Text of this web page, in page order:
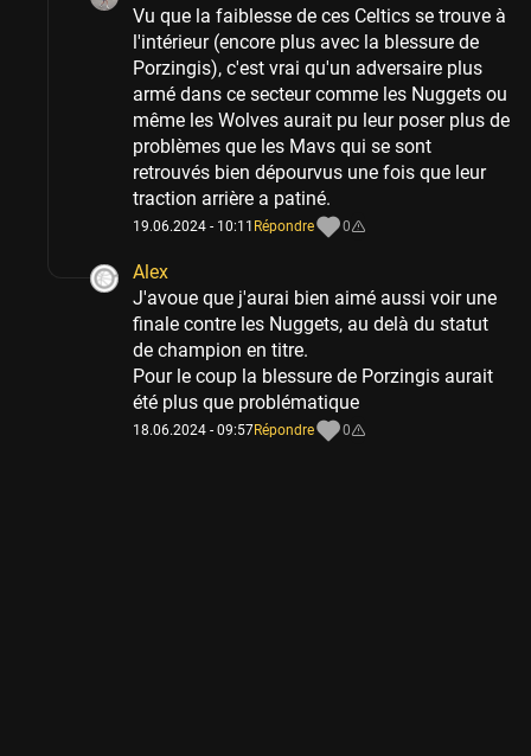
Vu que la faiblesse de ces Celtics se trouve à
l'intérieur (encore plus avec la blessure de
Porzingis), c'est vrai qu'un adversaire plus
armé dans ce secteur comme les Nuggets ou
même les Wolves aurait pu leur poser plus de
problèmes que les Mavs qui se sont
retrouvés bien dépourvus une fois que leur
traction arrière a patiné.
19.06.2024 - 10:11 Répondre 0
Alex
J'avoue que j'aurai bien aimé aussi voir une
finale contre les Nuggets, au delà du statut
de champion en titre.
Pour le coup la blessure de Porzingis aurait
été plus que problématique
18.06.2024 - 09:57Répondre 0